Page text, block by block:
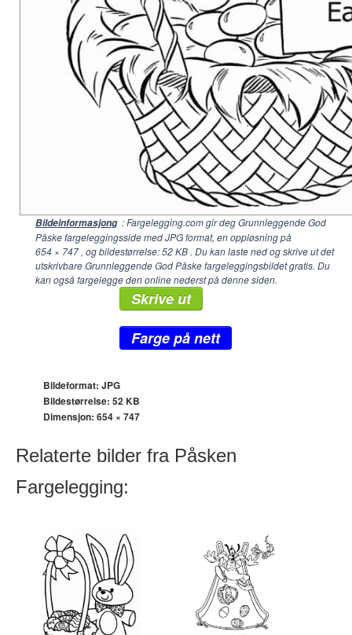
Bildeinformasjong : Fargelegging.com gir deg Grunnleggende God
Påske fargeleggingsside med JPG format, en oppløsning på
654 × 747, og bildestørrelse: 52 KB . Du kan laste ned og skrive ut det
utskrivbare Grunnleggende God Påske fargeleggingsbildet gratis. Du
kan også fargelegge den online nederst på denne siden.
Skrive ut
Farge på nett
Bildeformat: JPG
Bildestørrelse: 52 KB
Dimensjon: 654 × 747
Relaterte bilder fra Påsken
Fargelegging: